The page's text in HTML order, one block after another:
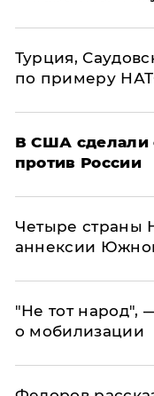
Турция,
по примеру
В США сделали
против России
Четыре страны
аннексии
​"Не тот народ",
о мобилизации